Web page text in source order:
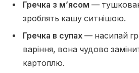
Гречка з м’ясом —
зроблять кашу ситнішою.
Гречка в супах — насипай
варіння, вона чудово
картоплю.